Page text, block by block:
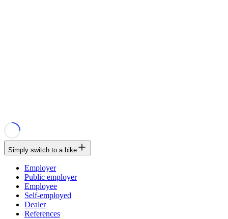
Simply switch to a bike
Employer
Public employer
Employee
Self-employed
Dealer
References